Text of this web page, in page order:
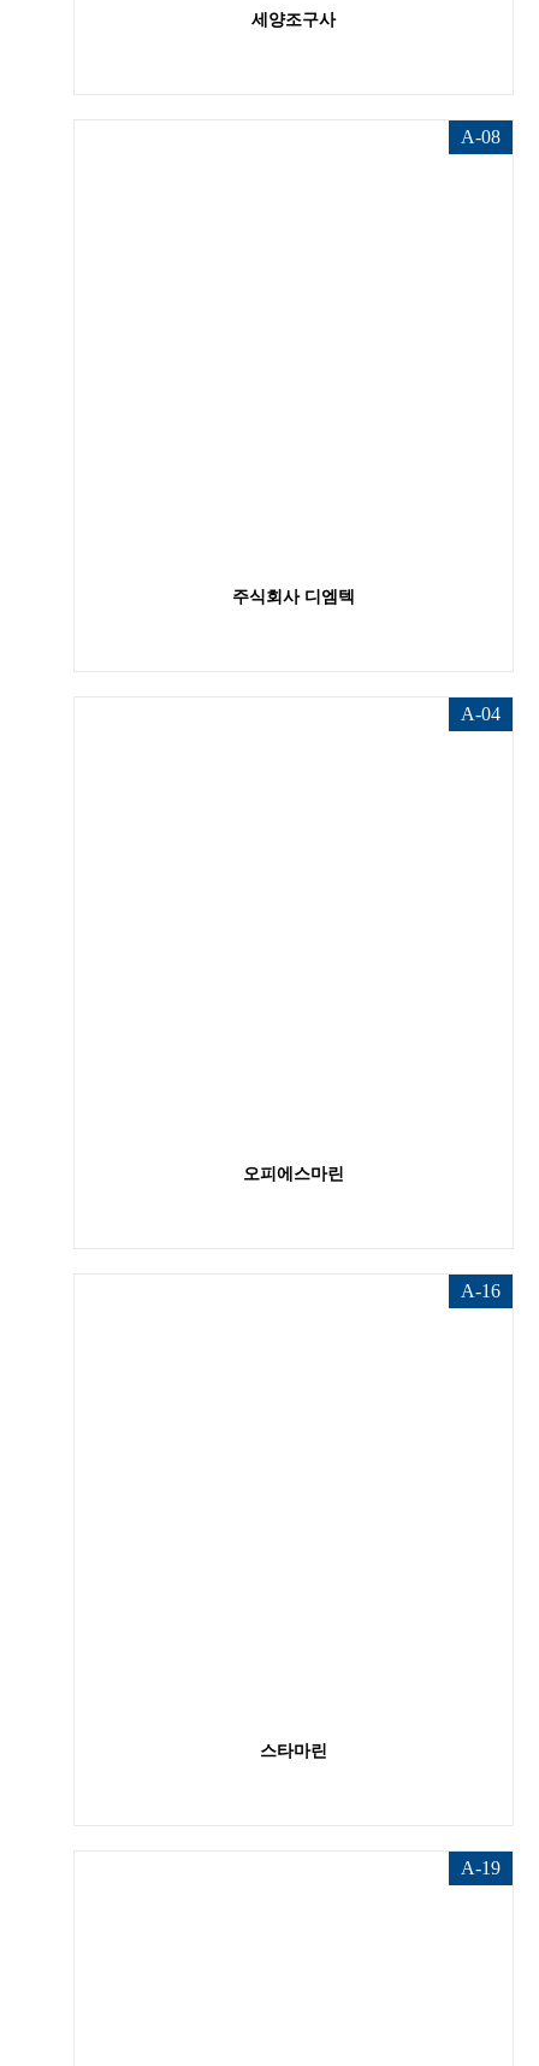
세양조구사
A-08
주식회사 디엠텍
A-04
오피에스마린
A-16
스타마린
A-19